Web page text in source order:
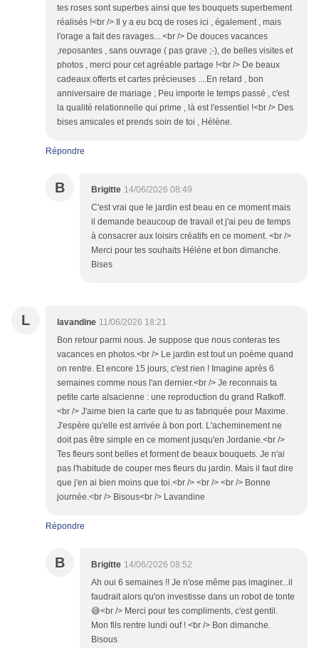
tes roses sont superbes ainsi que tes bouquets superbement
réalisés !<br /> Il y a eu bcq de roses ici , également , mais
l'orage a fait des ravages....<br /> De douces vacances
,reposantes , sans ouvrage ( pas grave ;-), de belles visites et
photos , merci pour cet agréable partage !<br /> De beaux
cadeaux offerts et cartes précieuses ....En retard , bon
anniversaire de mariage ; Peu importe le temps passé , c'est
la qualité relationnelle qui prime , là est l'essentiel !<br /> Des
bises amicales et prends soin de toi , Hélène.
Répondre
B Brigitte 14/06/2026 08:49
C'est vrai que le jardin est beau en ce moment mais
il demande beaucoup de travail et j'ai peu de temps
à consacrer aux loisirs créatifs en ce moment. <br />
Merci pour tes souhaits Hélène et bon dimanche.
Bises
L lavandine 11/06/2026 18:21
Bon retour parmi nous. Je suppose que nous conteras tes
vacances en photos.<br /> Le jardin est tout un poème quand
on rentre. Et encore 15 jours, c'est rien ! Imagine après 6
semaines comme nous l'an dernier.<br /> Je reconnais ta
petite carte alsacienne : une reproduction du grand Ratkoff.
<br /> J'aime bien la carte que tu as fabriquée pour Maxime.
J'espère qu'elle est arrivée à bon port. L'acheminement ne
doit pas être simple en ce moment jusqu'en Jordanie.<br />
Tes fleurs sont belles et forment de beaux bouquets. Je n'ai
pas l'habitude de couper mes fleurs du jardin. Mais il faut dire
que j'en ai bien moins que toi.<br /> <br /> <br /> Bonne
journée.<br /> Bisous<br /> Lavandine
Répondre
B Brigitte 14/06/2026 08:52
Ah oui 6 semaines !! Je n'ose même pas imaginer...il
faudrait alors qu'on investisse dans un robot de tonte
😅<br /> Merci pour tes compliments, c'est gentil.
Mon fils rentre lundi ouf ! <br /> Bon dimanche.
Bisous